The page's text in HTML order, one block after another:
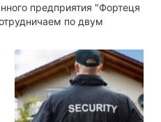
предприятия "Фортеця
по двум